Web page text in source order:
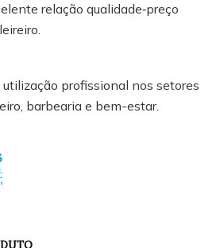
relação qualidade‑preço
profissional nos setores
barbearia e bem-estar.